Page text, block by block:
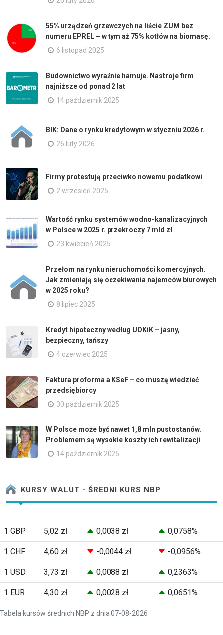
55% urządzeń grzewczych na liście ZUM bez
numeru EPREL – w tym aż 75% kotłów na biomasę.
6 listopad 2025
Budownictwo wyraźnie hamuje. Nastroje firm
najniższe od ponad 2 lat
14 październik 2025
BIK: Dane o rynku kredytowym w styczniu 2026 r.
26 luty 2026
Firmy protestują przeciwko nowemu podatkowi
2 wrzesień 2025
Wartość rynku systemów wodno-kanalizacyjnych
w Polsce w 2025 r. przekroczy 7 mld zł
23 kwiecień 2025
Przełom na rynku nieruchomości komercyjnych.
Jak zmieniają się oczekiwania najemców biurowych
w 2025 roku?
8 lipiec 2025
Kredyt hipoteczny według UOKiK – jasny,
bezpieczny, tańszy
4 czerwiec 2025
Faktura proforma a KSeF – co muszą wiedzieć
przedsiębiorcy
30 październik 2025
W Polsce może być nawet 1,8 mln pustostanów.
Problemem są wysokie koszty ich rewitalizacji
14 październik 2025
KURSY WALUT - ŚREDNI KURS NBP
Tabela kursów średnich NBP z dnia 07-08-2026
1 GBP 5,02 zł 0,0038 zł 0,0758%
1 CHF 4,60 zł -0,0044 zł -0,0956%
1 USD 3,73 zł 0,0088 zł 0,2363%
1 EUR 4,30 zł 0,0028 zł 0,0651%